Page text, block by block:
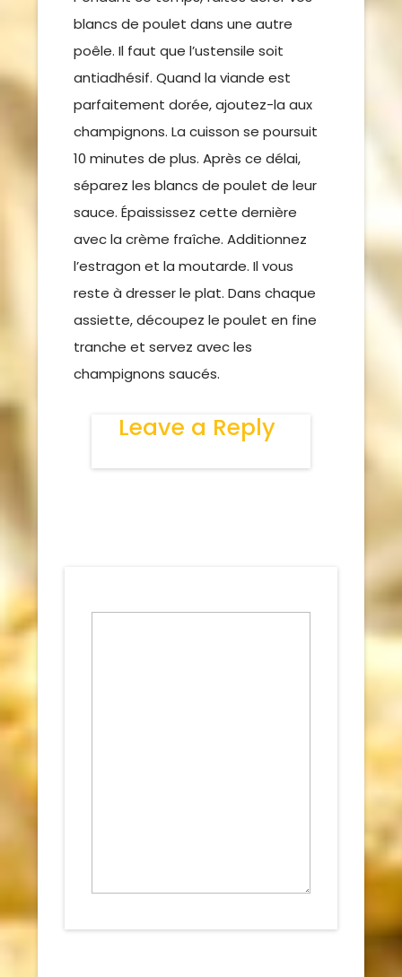
blancs de poulet dans une autre
poêle. Il faut que l’ustensile soit
antiadhésif. Quand la viande est
parfaitement dorée, ajoutez-la aux
champignons. La cuisson se poursuit
10 minutes de plus. Après ce délai,
séparez les blancs de poulet de leur
sauce. Épaississez cette dernière
avec la crème fraîche. Additionnez
l’estragon et la moutarde. Il vous
reste à dresser le plat. Dans chaque
assiette, découpez le poulet en fine
tranche et servez avec les
champignons saucés.
Leave a Reply